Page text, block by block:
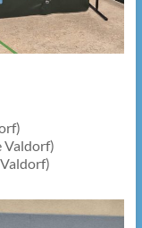
Valdorf)